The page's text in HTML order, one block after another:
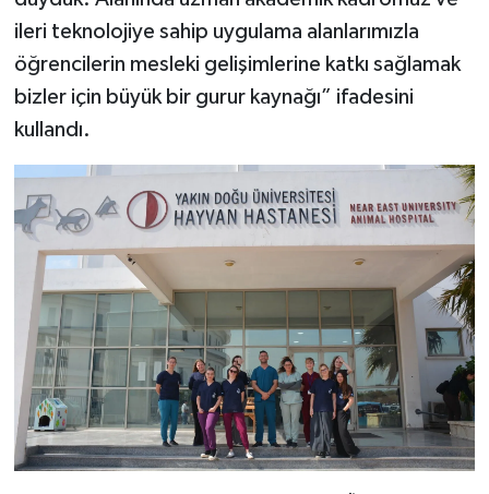
ileri teknolojiye sahip uygulama alanlarımızla
öğrencilerin mesleki gelişimlerine katkı sağlamak
bizler için büyük bir gurur kaynağı” ifadesini
kullandı.